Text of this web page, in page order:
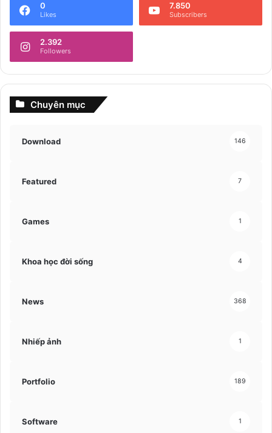
0
Likes
7.850
Subscribers
2.392
Followers
Chuyên mục
Download 146
Featured 7
Games 1
Khoa học đời sống 4
News 368
Nhiếp ảnh 1
Portfolio 189
Software 1